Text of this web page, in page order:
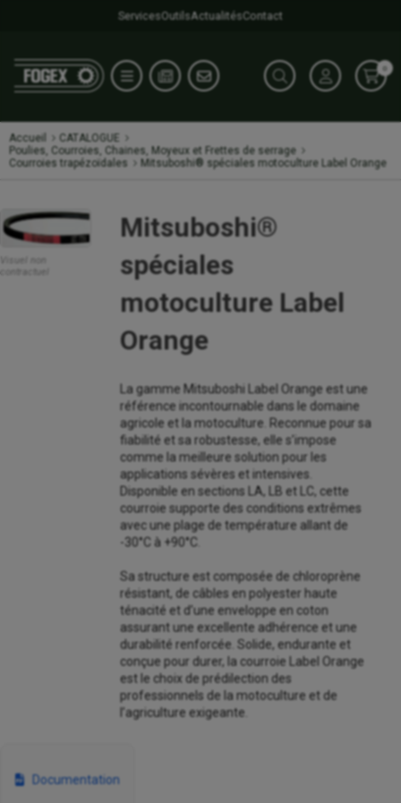
ServicesOutilsActualitésContact
0
Accueil
CATALOGUE
Poulies, Courroies, Chaines, Moyeux et Frettes de serrage
Courroies trapézoïdales
Mitsuboshi® spéciales motoculture Label Orange
Visuel non
contractuel
Mitsuboshi®
spéciales
motoculture Label
Orange
La gamme Mitsuboshi Label Orange est une
référence incontournable dans le domaine
agricole et la motoculture. Reconnue pour sa
fiabilité et sa robustesse, elle s’impose
comme la meilleure solution pour les
applications sévères et intensives.
Disponible en sections LA, LB et LC, cette
courroie supporte des conditions extrêmes
avec une plage de température allant de
-30°C à +90°C.
Sa structure est composée de chloroprène
résistant, de câbles en polyester haute
ténacité et d’une enveloppe en coton
assurant une excellente adhérence et une
durabilité renforcée. Solide, endurante et
conçue pour durer, la courroie Label Orange
est le choix de prédilection des
professionnels de la motoculture et de
l’agriculture exigeante.
Documentation